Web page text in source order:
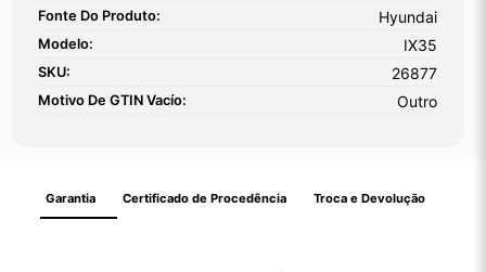
Fonte Do Produto: Hyundai
Modelo: IX35
SKU: 26877
Motivo De GTIN Vacío: Outro
Garantia Certificado de Procedência Troca e Devolução